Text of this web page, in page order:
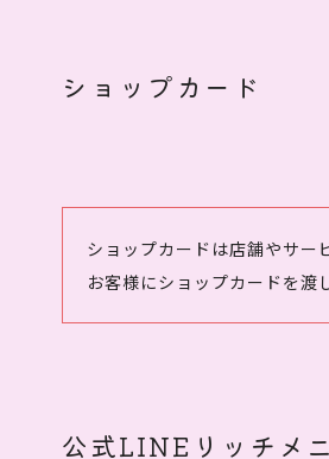
ショップカード
ショップカードは店舗やサー
お客様にショップカードを渡
公式LINEリッチメ